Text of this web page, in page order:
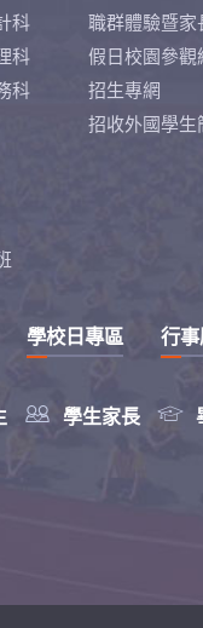
科
科
科
職群體驗暨家
假日校園參觀
招生專網
招收外國學生
 學生家長 
學校日專區 行事